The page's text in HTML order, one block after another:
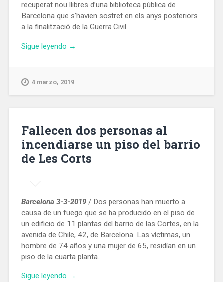
recuperat nou llibres d’una biblioteca pública de
Barcelona que s’havien sostret en els anys posteriors
a la finalització de la Guerra Civil.
Sigue leyendo «Recuperen
segle
a
la
post
especialitzada
de
Barcelona»
→
4 marzo, 2019
Fallecen dos personas al
incendiarse un piso del barrio
de Les Corts
Barcelona 3-3-2019/ Dos personas han muerto a
causa de un fuego que se ha producido en el piso de
un edificio de 11 plantas del barrio de las Cortes, en la
avenida de Chile, 42, de Barcelona. Las víctimas, un
hombre de 74 años y una mujer de 65, residían en un
piso de la cuarta planta.
Sigue leyendo «Fallecen
→